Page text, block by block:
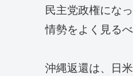
民主党政権にな
情勢をよく見るべ
沖縄返還は、日